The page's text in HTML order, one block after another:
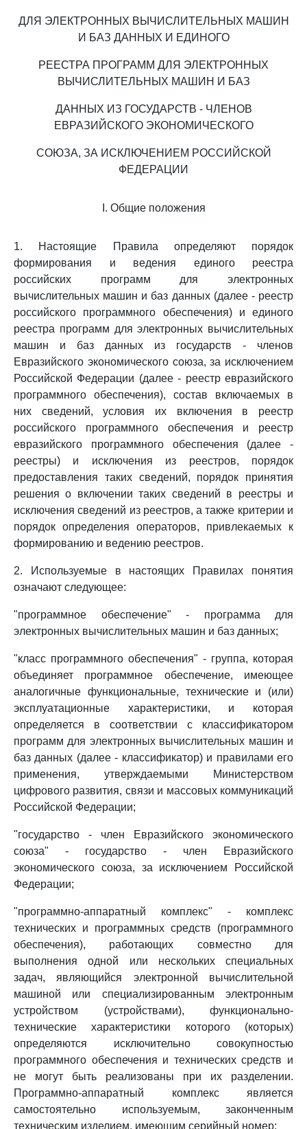
ДЛЯ ЭЛЕКТРОННЫХ ВЫЧИСЛИТЕЛЬНЫХ МАШИН
И БАЗ ДАННЫХ И ЕДИНОГО
РЕЕСТРА ПРОГРАММ ДЛЯ ЭЛЕКТРОННЫХ
ВЫЧИСЛИТЕЛЬНЫХ МАШИН И БАЗ
ДАННЫХ ИЗ ГОСУДАРСТВ - ЧЛЕНОВ
ЕВРАЗИЙСКОГО ЭКОНОМИЧЕСКОГО
СОЮЗА, ЗА ИСКЛЮЧЕНИЕМ РОССИЙСКОЙ
ФЕДЕРАЦИИ
I. Общие положения
1. Настоящие Правила определяют порядок
формирования и ведения единого реестра
российских программ для электронных
вычислительных машин и баз данных (далее - реестр
российского программного обеспечения) и единого
реестра программ для электронных вычислительных
машин и баз данных из государств - членов
Евразийского экономического союза, за исключением
Российской Федерации (далее - реестр евразийского
программного обеспечения), состав включаемых в
них сведений, условия их включения в реестр
российского программного обеспечения и реестр
евразийского программного обеспечения (далее -
реестры) и исключения из реестров, порядок
предоставления таких сведений, порядок принятия
решения о включении таких сведений в реестры и
исключения сведений из реестров, а также критерии и
порядок определения операторов, привлекаемых к
формированию и ведению реестров.
2. Используемые в настоящих Правилах понятия
означают следующее:
"программное обеспечение" - программа для
электронных вычислительных машин и баз данных;
"класс программного обеспечения" - группа, которая
объединяет программное обеспечение, имеющее
аналогичные функциональные, технические и (или)
эксплуатационные характеристики, и которая
определяется в соответствии с классификатором
программ для электронных вычислительных машин и
баз данных (далее - классификатор) и правилами его
применения, утверждаемыми Министерством
цифрового развития, связи и массовых коммуникаций
Российской Федерации;
"государство - член Евразийского экономического
союза" - государство - член Евразийского
экономического союза, за исключением Российской
Федерации;
"программно-аппаратный комплекс" - комплекс
технических и программных средств (программного
обеспечения), работающих совместно для
выполнения одной или нескольких специальных
задач, являющийся электронной вычислительной
машиной или специализированным электронным
устройством (устройствами), функционально-
технические характеристики которого (которых)
определяются исключительно совокупностью
программного обеспечения и технических средств и
не могут быть реализованы при их разделении.
Программно-аппаратный комплекс является
самостоятельно используемым, законченным
техническим изделием, имеющим серийный номер;